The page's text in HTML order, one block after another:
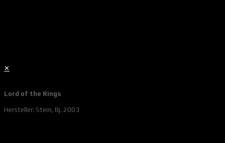
✕
Lord of the Rings
Hersteller: Stern, Bj. 2003